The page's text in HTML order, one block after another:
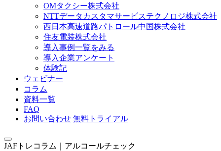
OMタクシー株式会社
NTTデータカスタマサービステクノロジ株式会社
西日本高速道路パトロール中国株式会社
住友電装株式会社
導入事例一覧をみる
導入企業アンケート
体験記
ウェビナー
コラム
資料一覧
FAQ
お問い合わせ 無料トライアル
JAFトレコラム｜アルコールチェック